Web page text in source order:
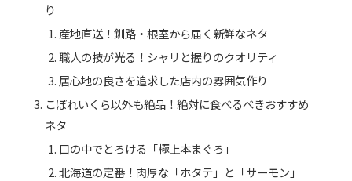
り
産地直送！釧路・根室から届く新鮮なネタ
職人の技が光る！シャリと握りのクオリティ
居心地の良さを追求した店内の雰囲気作り
こぼれいくら以外も絶品！絶対に食べるべきおすすめ
ネタ
口の中でとろける「極上本まぐろ」
北海道の定番！肉厚な「ホタテ」と「サーモン」